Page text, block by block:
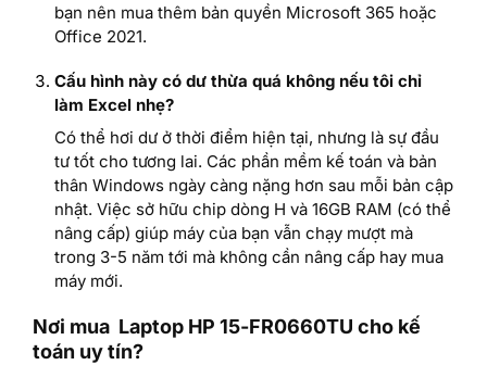
bạn nên mua thêm bản quyền Microsoft 365 hoặc
Office 2021.
Cấu hình này có dư thừa quá không nếu tôi chỉ
làm Excel nhẹ?
Có thể hơi dư ở thời điểm hiện tại, nhưng là sự đầu
tư tốt cho tương lai. Các phần mềm kế toán và bản
thân Windows ngày càng nặng hơn sau mỗi bản cập
nhật. Việc sở hữu chip dòng H và 16GB RAM (có thể
nâng cấp) giúp máy của bạn vẫn chạy mượt mà
trong 3-5 năm tới mà không cần nâng cấp hay mua
máy mới.
Nơi mua Laptop HP 15-FR0660TU cho kế
toán uy tín?